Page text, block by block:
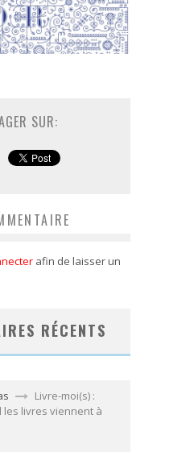
SUR:
afin de laisser un
RÉCENTS
Livre-moi(s) :
les livres viennent à